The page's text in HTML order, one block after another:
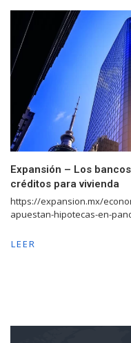
Expansión – Los
créditos para vivienda
https://expansion.mx/
apuestan-hipotecas-en-
LEER